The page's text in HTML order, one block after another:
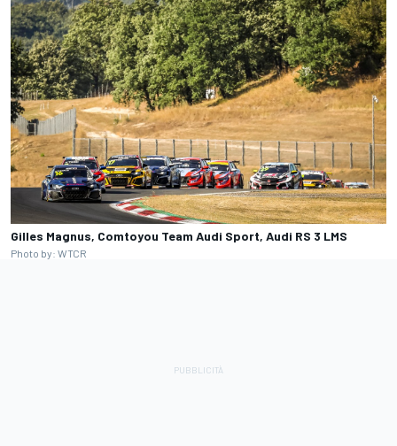
Gilles Magnus, Comtoyou Team Audi Sport, Audi RS 3 LMS
Photo by: WTCR